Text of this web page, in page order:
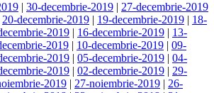
| 30-decembrie-2019 | 27-decembrie-2019
20-decembrie-2019 | 19-decembrie-2019 | 18-
2019 | 16-decembrie-2019 | 13-
2019 | 10-decembrie-2019 | 09-
2019 | 05-decembrie-2019 | 04-
2019 | 02-decembrie-2019 | 29-
2019 | 27-noiembrie-2019 | 26-